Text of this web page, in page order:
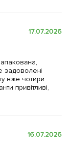
17.07.2026
задоволені
вже чотири
привітливі,
16.07.2026